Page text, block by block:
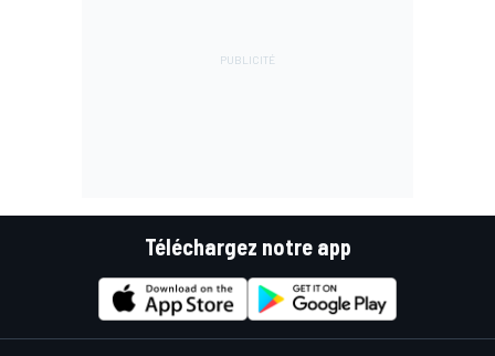
Téléchargez notre app